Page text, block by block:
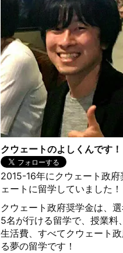
クウェートのよしくんです！
2015-16年にクウェート政府
ェートに留学していました！
クウェート政府奨学金は、
5名が行ける留学で、授業料
生活費、すべてクウェート
る夢の留学です！